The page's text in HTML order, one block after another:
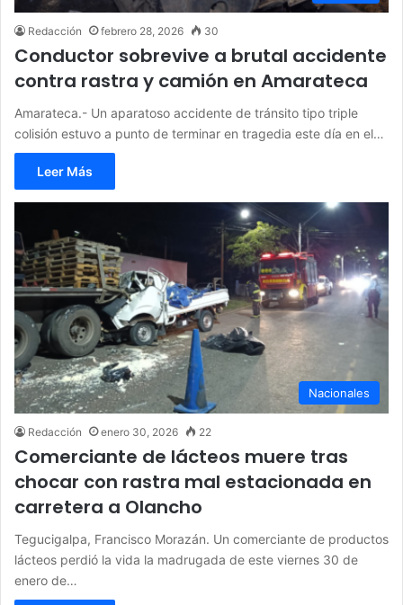
Redacción febrero 28, 2026 30
Conductor sobrevive a brutal accidente
contra rastra y camión en Amarateca
Amarateca.- Un aparatoso accidente de tránsito tipo triple
colisión estuvo a punto de terminar en tragedia este día en el…
Leer Más
Nacionales
Redacción enero 30, 2026 22
Comerciante de lácteos muere tras
chocar con rastra mal estacionada en
carretera a Olancho
Tegucigalpa, Francisco Morazán. Un comerciante de productos
lácteos perdió la vida la madrugada de este viernes 30 de
enero de…